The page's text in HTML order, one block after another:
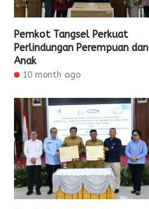
Pemkot Tangsel Perkuat
Perlindungan Perempuan dan
Anak
10 month ago